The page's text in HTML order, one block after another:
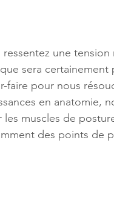
ressentez une
sera certainement
faire pour nous
en anatomie,
muscles de
des points de